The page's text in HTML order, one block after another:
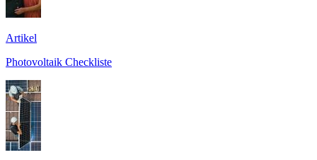
Artikel
Photovoltaik Checkliste